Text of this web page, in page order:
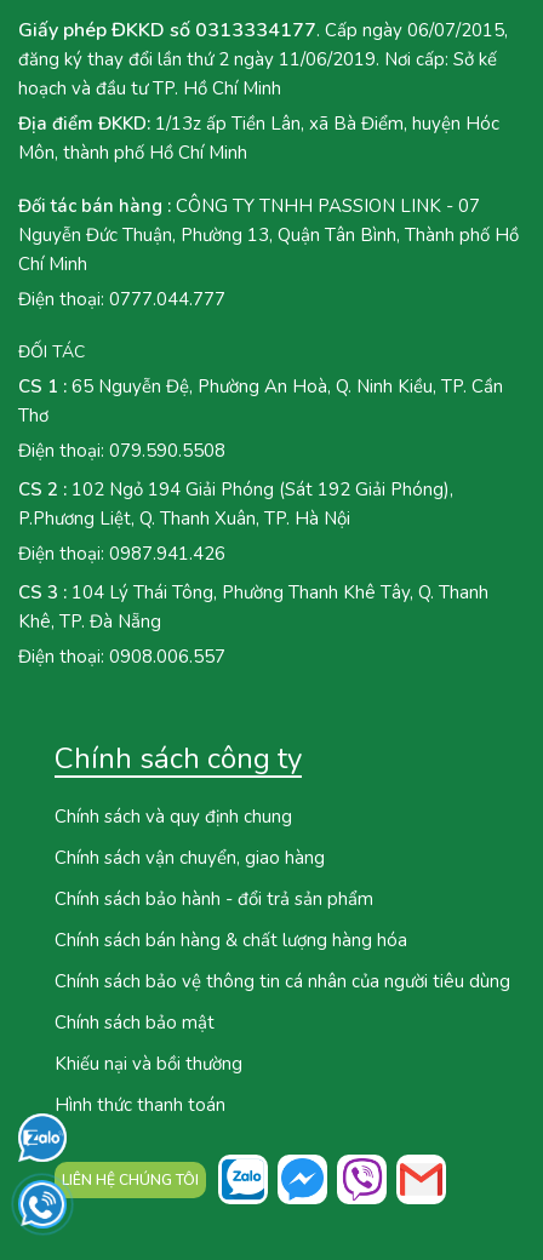
Giấy phép ĐKKD số 0313334177. Cấp ngày 06/07/2015,
đăng ký thay đổi lần thứ 2 ngày 11/06/2019. Nơi cấp: Sở kế
hoạch và đầu tư TP. Hồ Chí Minh
Địa điểm ĐKKD: 1/13z ấp Tiền Lân, xã Bà Điểm, huyện Hóc
Môn, thành phố Hồ Chí Minh
Đối tác bán hàng : CÔNG TY TNHH PASSION LINK - 07
Nguyễn Đức Thuận, Phường 13, Quận Tân Bình, Thành phố Hồ
Chí Minh
Điện thoại: 0777.044.777
ĐỐI TÁC
CS 1 : 65 Nguyễn Đệ, Phường An Hoà, Q. Ninh Kiều, TP. Cần
Thơ
Điện thoại: 079.590.5508
CS 2 : 102 Ngỏ 194 Giải Phóng (Sát 192 Giải Phóng),
P.Phương Liệt, Q. Thanh Xuân, TP. Hà Nội
Điện thoại: 0987.941.426
CS 3 : 104 Lý Thái Tông, Phường Thanh Khê Tây, Q. Thanh
Khê, TP. Đà Nẵng
Điện thoại: 0908.006.557
Chính sách công ty
Chính sách và quy định chung
Chính sách vận chuyển, giao hàng
Chính sách bảo hành - đổi trả sản phẩm
Chính sách bán hàng & chất lượng hàng hóa
Chính sách bảo vệ thông tin cá nhân của người tiêu dùng
Chính sách bảo mật
Khiếu nại và bồi thường
Hình thức thanh toán
LIÊN HỆ CHÚNG TÔI